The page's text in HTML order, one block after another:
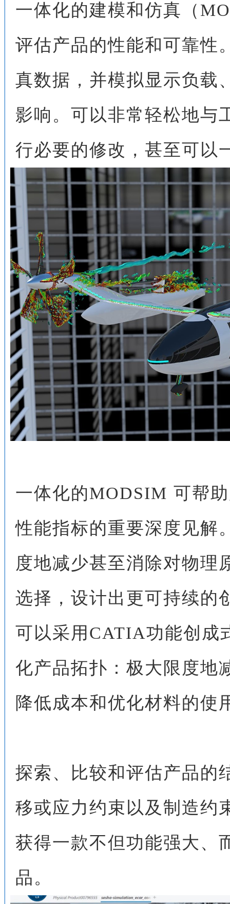
一体化的建模和仿真（
评估产品的性能和可靠性
真数据，并模拟显示负载
影响。可以非常轻松地与
行必要的修改，甚至可以
一体化的MODSIM 可帮
性能指标的重要深度见解
度地减少甚至消除对物理
选择，设计出更可持续的
可以采用CATIA功能创成
化产品拓扑：极大限度地
降低成本和优化材料的使
探索、比较和评估产品的
移或应力约束以及制造约
获得一款不但功能强大、
品。